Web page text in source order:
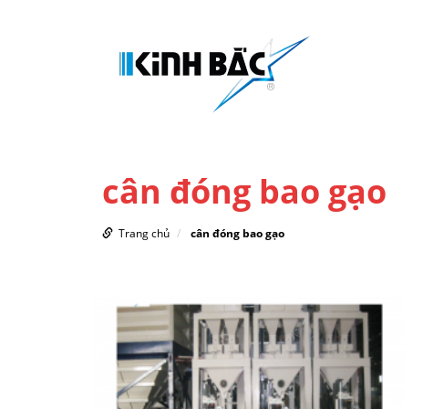
cân đóng bao gạo
Trang chủ cân đóng bao gạo